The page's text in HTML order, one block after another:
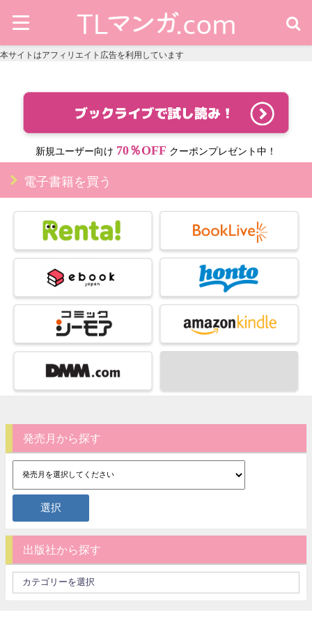
本サイトはアフィリエイト広告を利用しています
新規ユーザー向け 70％OFF クーポンプレゼント中！
電子書籍を買う
発売月から探す
出版社から探す